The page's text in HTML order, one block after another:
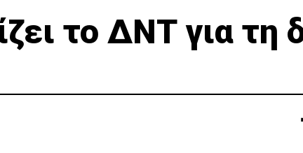
το ΔΝΤ για τη